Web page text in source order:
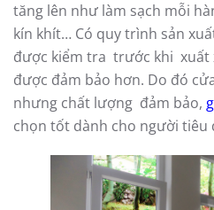
tăng lên như làm sạch mỗi
kín khít… Có quy trình sản
được kiểm tra trước khi xuất
được đảm bảo hơn. Do đó
nhưng chất lượng đảm bảo,
chọn tốt dành cho người tiêu